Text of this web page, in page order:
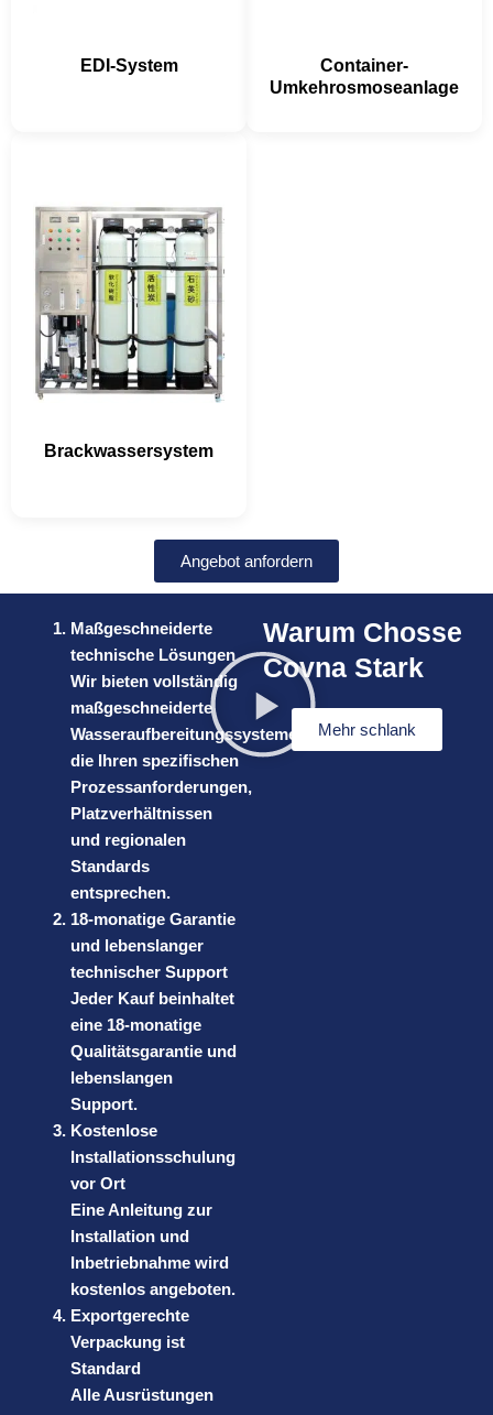
EDI-System
Container-
Umkehrosmoseanlage
Brackwassersystem
Angebot anfordern
Maßgeschneiderte
technische Lösungen
Wir bieten vollständig
maßgeschneiderte
Wasseraufbereitungssysteme,
die Ihren spezifischen
Prozessanforderungen,
Platzverhältnissen
und regionalen
Standards
entsprechen.
18-monatige Garantie
und lebenslanger
technischer Support
Jeder Kauf beinhaltet
eine 18-monatige
Qualitätsgarantie und
lebenslangen
Support.
Kostenlose
Installationsschulung
vor Ort
Eine Anleitung zur
Installation und
Inbetriebnahme wird
kostenlos angeboten.
Exportgerechte
Verpackung ist
Standard
Alle Ausrüstungen
Warum Chosse
Covna Stark
Mehr schlank